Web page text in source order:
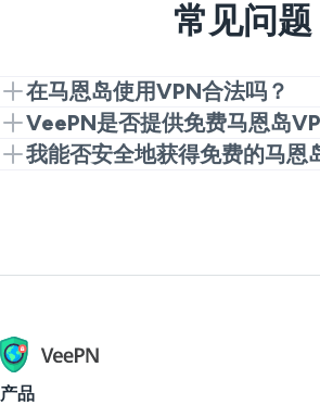
常见问题
在马恩岛使用VPN合法吗？
是的，在马恩岛使用VPN是合法的；
它用于隐私、安全和访问内容，但从
（如黑客攻击或欺诈）仍然是违法的
VeePN是否提供免费马恩岛
是的。首先使用Chrome扩展快速体
我能否安全地获得免费的马恩
产品